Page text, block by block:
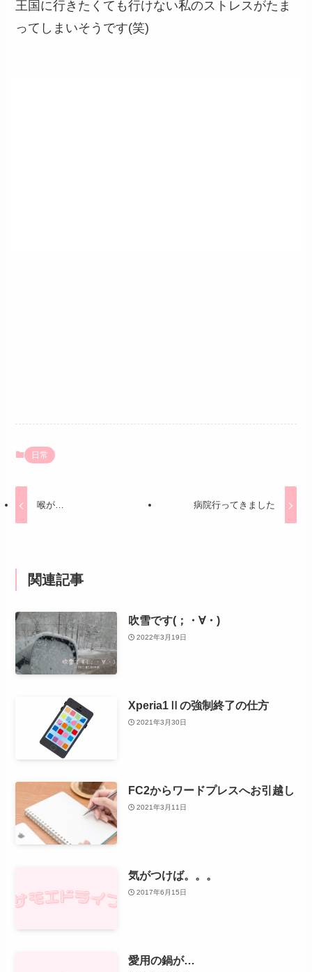
王国に行きたくても行けない私のストレスがたま
ってしまいそうです(笑)
日常
喉が… 病院行ってきました
関連記事
吹雪です(；・∀・)
2022年3月19日
Xperia1Ⅱの強制終了の仕方
2021年3月30日
FC2からワードプレスへお引越し
2021年3月11日
気がつけば。。。
2017年6月15日
愛用の鍋が…